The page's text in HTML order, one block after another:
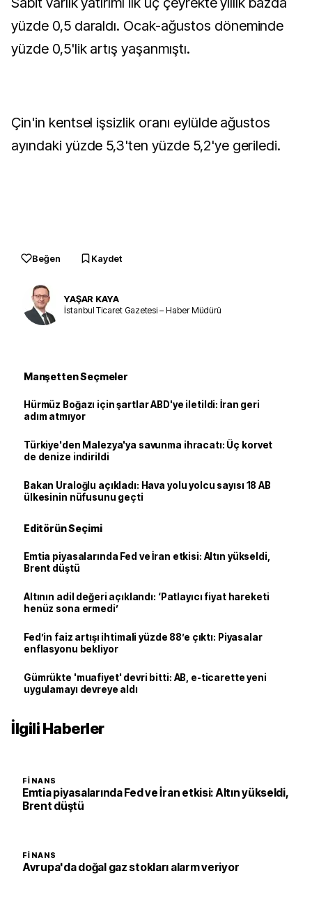
yüzde 0,5 daraldı. Ocak-ağustos döneminde
yüzde 0,5'lik artış yaşanmıştı.
Çin'in kentsel işsizlik oranı eylülde ağustos
ayındaki yüzde 5,3'ten yüzde 5,2'ye geriledi.
Beğen Kaydet
YAŞAR KAYA
İstanbul Ticaret Gazetesi – Haber Müdürü
Manşetten Seçmeler
Hürmüz Boğazı için şartlar ABD'ye iletildi: İran geri
adım atmıyor
Türkiye'den Malezya'ya savunma ihracatı: Üç korvet
de denize indirildi
Bakan Uraloğlu açıkladı: Hava yolu yolcu sayısı 18 AB
ülkesinin nüfusunu geçti
Editörün Seçimi
Emtia piyasalarında Fed ve İran etkisi: Altın yükseldi,
Brent düştü
Altının adil değeri açıklandı: ‘Patlayıcı fiyat hareketi
henüz sona ermedi’
Fed’in faiz artışı ihtimali yüzde 88’e çıktı: Piyasalar
enflasyonu bekliyor
Gümrükte 'muafiyet' devri bitti: AB, e-ticarette yeni
uygulamayı devreye aldı
İlgili Haberler
FINANS
Emtia piyasalarında Fed ve İran etkisi: Altın yükseldi,
Brent düştü
FINANS
Avrupa'da doğal gaz stokları alarm veriyor